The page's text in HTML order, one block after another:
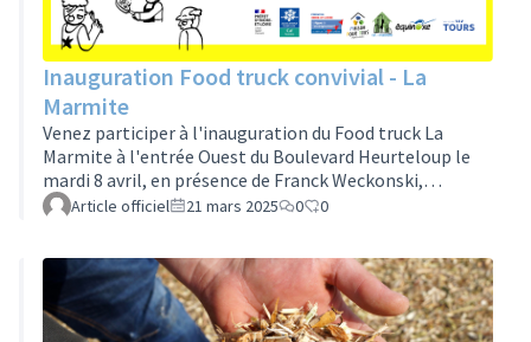
Inauguration Food truck convivial - La
Marmite
Venez participer à l'inauguration du Food truck La
Marmite à l'entrée Ouest du Boulevard Heurteloup le
mardi 8 avril, en présence de Franck Weckonski,
président de la Ligue de l'enseignement d'Indre-et-
directrice de la CAF Touraine. 12h30 : Discours et
présentation du projet Foodtruck La Marmite - Geste
inaugural et photo officielle 12h45 : Prise de commande
Article officiel 21 mars 2025 0 0